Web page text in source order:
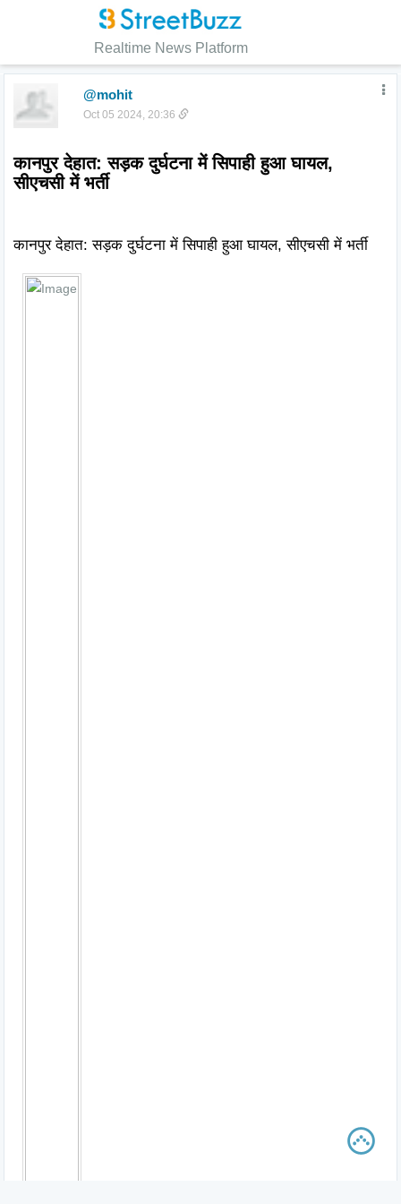
Realtime News Platform
@mohit
Oct 05 2024, 20:36
कानपुर देहात: सड़क दुर्घटना में सिपाही हुआ घायल,
सीएचसी में भर्ती
कानपुर देहात: सड़क दुर्घटना में सिपाही हुआ घायल, सीएचसी में भर्ती